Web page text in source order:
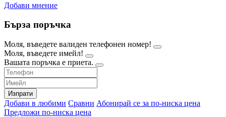
Добави мнение
Бърза поръчка
Моля, въведете валиден телефонен номер!
Моля, въведете имейл!
Вашата поръчка е приета.
Изпрати
Добави в любими Сравни Абонирай се за по-ниска цена
Предложи по-ниска цена